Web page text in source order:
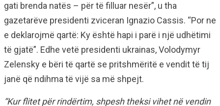
gati brenda natës – për të filluar nesër”, u tha
gazetarëve presidenti zviceran Ignazio Cassis. “Por ne
e deklarojmë qartë: Ky është hapi i parë i një udhëtimi
të gjatë”. Edhe vetë presidenti ukrainas, Volodymyr
Zelensky e bëri të qartë se pritshmëritë e vendit të tij
janë që ndihma të vijë sa më shpejt.
“Kur flitet për rindërtim, shpesh theksi vihet në vendin